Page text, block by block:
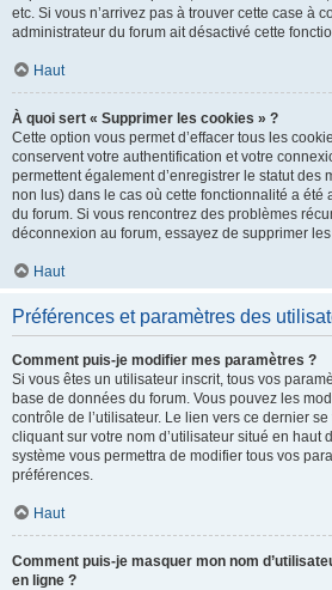
etc. Si vous n’arrivez pas à trouver cette case à
administrateur du forum ait désactivé cette
Haut
À quoi sert « Supprimer les cookies » ?
Cette option vous permet d’effacer tous les
conservent votre authentification et votre
permettent également d’enregistrer le statut des
non lus) dans le cas où cette fonctionnalité a été
du forum. Si vous rencontrez des problèmes
déconnexion au forum, essayez de supprimer
Haut
Préférences et paramètres des
Comment puis-je modifier mes paramètres ?
Si vous êtes un utilisateur inscrit, tous vos
base de données du forum. Vous pouvez les
contrôle de l’utilisateur. Le lien vers ce dernier
cliquant sur votre nom d’utilisateur situé en haut
système vous permettra de modifier tous vos
préférences.
Haut
Comment puis-je masquer mon nom
en ligne ?